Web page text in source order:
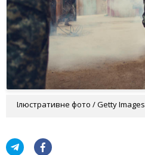
Ілюстративне фото / Getty Images